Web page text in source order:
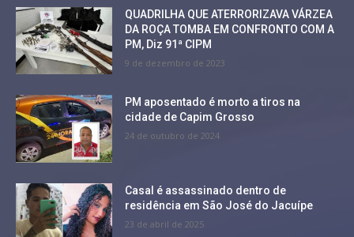
QUADRILHA QUE ATERRORIZAVA VÁRZEA
DA ROÇA TOMBA EM CONFRONTO COM A
PM, Diz 91ª CIPM
9 de dezembro de 2023
PM aposentado é morto a tiros na
cidade de Capim Grosso
24 de outubro de 2024
Casal é assassinado dentro de
residência em São José do Jacuípe
23 de abril de 2025